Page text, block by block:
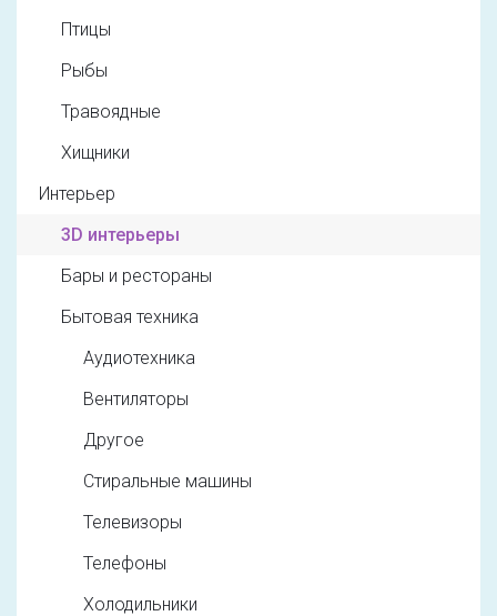
Птицы
Рыбы
Травоядные
Хищники
Интерьер
3D интерьеры
Бары и рестораны
Бытовая техника
Аудиотехника
Вентиляторы
Другое
Стиральные машины
Телевизоры
Телефоны
Холодильники